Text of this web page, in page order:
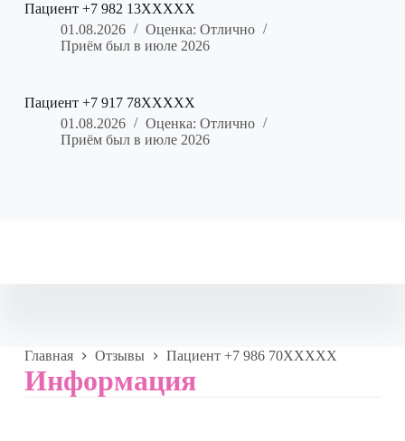
Пациент +7 982 13XXXXX
01.08.2026
Оценка: Отлично
Приём был в июле 2026
Пациент +7 917 78XXXXX
01.08.2026
Оценка: Отлично
Приём был в июле 2026
Главная Отзывы Пациент +7 986 70XXXXX
Информация